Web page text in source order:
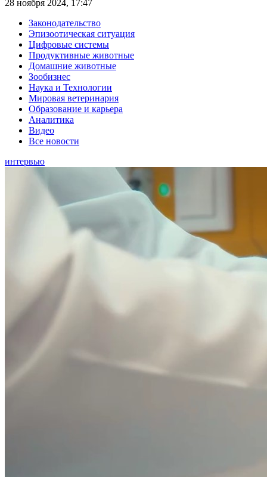
28 ноября 2024, 17:47
Законодательство
Эпизоотическая ситуация
Цифровые системы
Продуктивные животные
Домашние животные
Зообизнес
Наука и Технологии
Мировая ветеринария
Образование и карьера
Аналитика
Видео
Все новости
интервью